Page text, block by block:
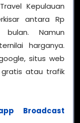
Kepulauan
antara Rp
Namun
harganya.
situs web
gratis atau trafik
Broadcast